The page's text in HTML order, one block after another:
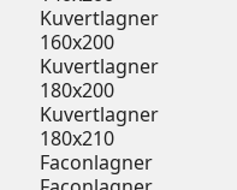
Kuvertlagner
160x200
Kuvertlagner
180x200
Kuvertlagner
180x210
Faconlagner